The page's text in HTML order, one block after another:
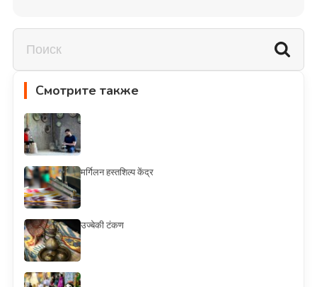
Смотрите также
मर्गिलन हस्तशिल्प केंद्र
उज्बेकी टंकण